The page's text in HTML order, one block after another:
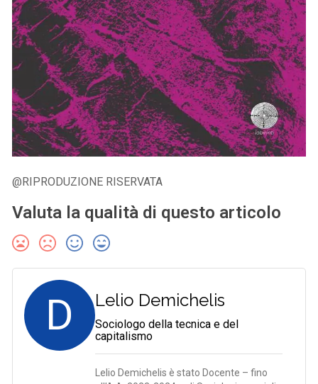
@RIPRODUZIONE RISERVATA
Valuta la qualità di questo articolo
D Lelio Demichelis
Sociologo della tecnica e del
capitalismo
Lelio Demichelis è stato Docente – fino